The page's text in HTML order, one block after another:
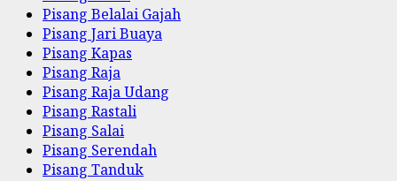
Pisang Belalai Gajah
Pisang Jari Buaya
Pisang Kapas
Pisang Raja
Pisang Raja Udang
Pisang Rastali
Pisang Salai
Pisang Serendah
Pisang Tanduk